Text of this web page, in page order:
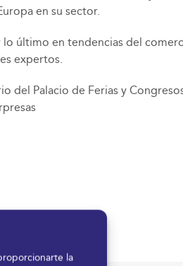
la
en su sector.
último en tendencias del
expertos.
del Palacio de Ferias y